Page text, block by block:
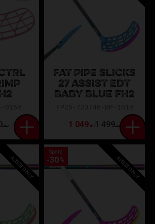
KR
FAT PIPE SLICKS
27 ASSIST EDT
BABY BLUE FH2
1 049KR1 499KR
ASSIST ONLY
Spara
30 % ASSIST ONLY